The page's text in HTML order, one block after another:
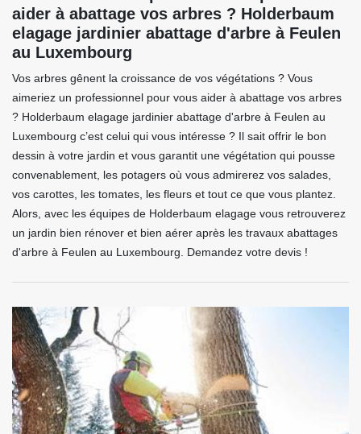
aider à abattage vos arbres ? Holderbaum
elagage jardinier abattage d'arbre à Feulen
au Luxembourg
Vos arbres gênent la croissance de vos végétations ? Vous
aimeriez un professionnel pour vous aider à abattage vos arbres
? Holderbaum elagage jardinier abattage d'arbre à Feulen au
Luxembourg c’est celui qui vous intéresse ? Il sait offrir le bon
dessin à votre jardin et vous garantit une végétation qui pousse
convenablement, les potagers où vous admirerez vos salades,
vos carottes, les tomates, les fleurs et tout ce que vous plantez.
Alors, avec les équipes de Holderbaum elagage vous retrouverez
un jardin bien rénover et bien aérer après les travaux abattages
d'arbre à Feulen au Luxembourg. Demandez votre devis !